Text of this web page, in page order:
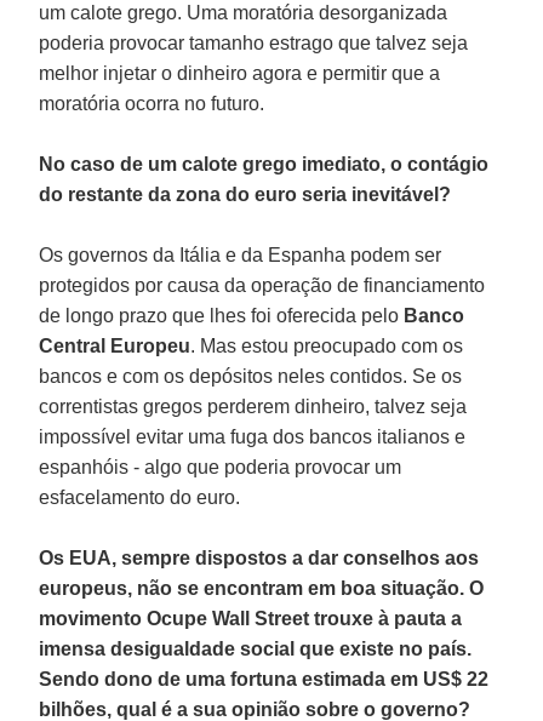
um calote grego. Uma moratória desorganizada
poderia provocar tamanho estrago que talvez seja
melhor injetar o dinheiro agora e permitir que a
moratória ocorra no futuro.
No caso de um calote grego imediato, o contágio
do restante da zona do euro seria inevitável?
Os governos da Itália e da Espanha podem ser
protegidos por causa da operação de financiamento
de longo prazo que lhes foi oferecida pelo Banco
Central Europeu. Mas estou preocupado com os
bancos e com os depósitos neles contidos. Se os
correntistas gregos perderem dinheiro, talvez seja
impossível evitar uma fuga dos bancos italianos e
espanhóis - algo que poderia provocar um
esfacelamento do euro.
Os EUA, sempre dispostos a dar conselhos aos
europeus, não se encontram em boa situação. O
movimento Ocupe Wall Street trouxe à pauta a
imensa desigualdade social que existe no país.
Sendo dono de uma fortuna estimada em US$ 22
bilhões, qual é a sua opinião sobre o governo?